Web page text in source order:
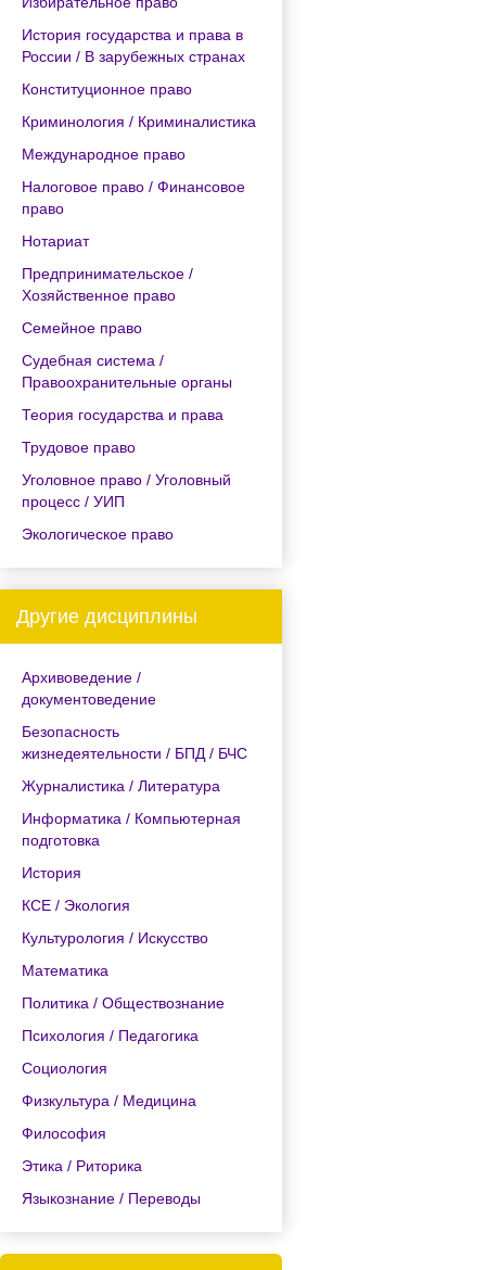
История государства и права в
России / В зарубежных странах
Конституционное право
Криминология / Криминалистика
Международное право
Налоговое право / Финансовое
право
Нотариат
Предпринимательское /
Хозяйственное право
Семейное право
Судебная система /
Правоохранительные органы
Теория государства и права
Трудовое право
Уголовное право / Уголовный
процесс / УИП
Экологическое право
Другие дисциплины
Архивоведение /
документоведение
Безопасность
жизнедеятельности / БПД / БЧС
Журналистика / Литература
Информатика / Компьютерная
подготовка
История
КСЕ / Экология
Культурология / Искусство
Математика
Политика / Обществознание
Психология / Педагогика
Социология
Физкультура / Медицина
Философия
Этика / Риторика
Языкознание / Переводы